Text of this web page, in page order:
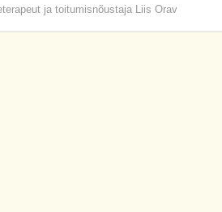
ja toitumisnõustaja Liis Orav